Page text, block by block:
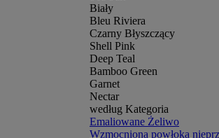
Biały
Bleu Riviera
Czarny Błyszczący
Shell Pink
Deep Teal
Bamboo Green
Garnet
Nectar
według Kategoria
Emaliowane Żeliwo
Wzmocniona powłoka